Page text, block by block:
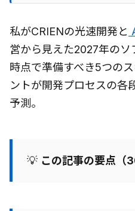
私がCRIENの光速開発と
営から見えた2027年の
時点で準備すべき5つの
ントが開発プロセスの各
予測。
💡 この記事の要点（